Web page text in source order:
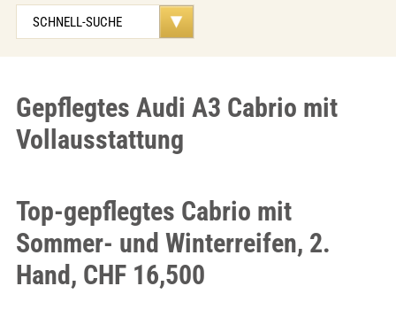
Gepflegtes Audi A3 Cabrio mit
Vollausstattung
Top-gepflegtes Cabrio mit
Sommer- und Winterreifen, 2.
Hand, CHF 16,500